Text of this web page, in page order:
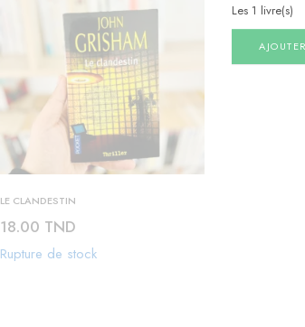
LE CLANDESTIN
18.00 TND
Rupture de stock
Les 1 livre(s)